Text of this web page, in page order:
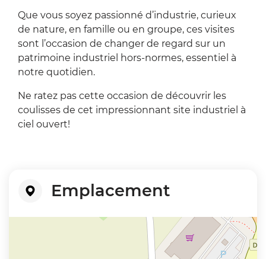
Que vous soyez passionné d’industrie, curieux
de nature, en famille ou en groupe, ces visites
sont l’occasion de changer de regard sur un
patrimoine industriel hors-normes, essentiel à
notre quotidien.
Ne ratez pas cette occasion de découvrir les
coulisses de cet impressionnant site industriel à
ciel ouvert!
Emplacement